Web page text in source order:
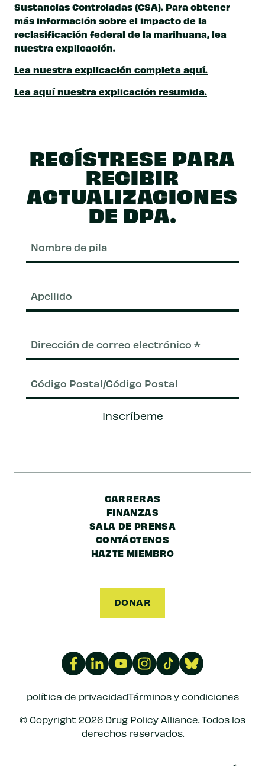
Sustancias Controladas (CSA). Para obtener
más información sobre el impacto de la
reclasificación federal de la marihuana, lea
nuestra explicación.
Lea nuestra explicación completa aquí.
Lea aquí nuestra explicación resumida.
REGÍSTRESE PARA
RECIBIR
ACTUALIZACIONES
DE DPA.
electrónico(Requerido)
Postal/CódigoInscríbeme
CARRERAS
FINANZAS
SALA DE PRENSA
CONTÁCTENOS
HAZTE MIEMBRO
DONAR
política de privacidadTérminos y condiciones
© Copyright 2026 Drug Policy Alliance. Todos los
derechos reservados.